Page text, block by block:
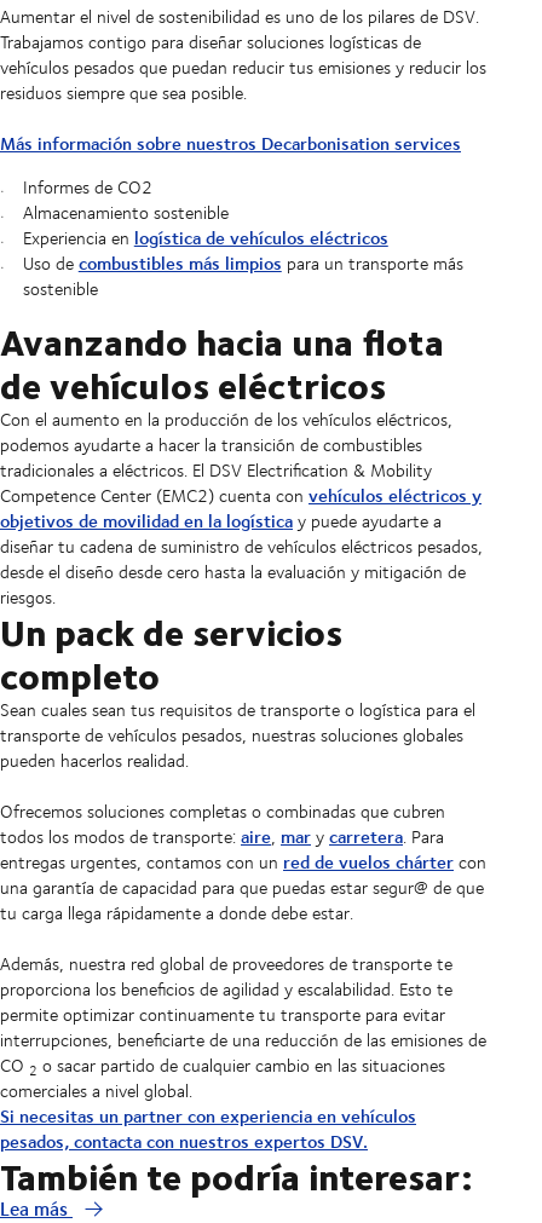
Aumentar el nivel de sostenibilidad es uno de los pilares de DSV.
Trabajamos contigo para diseñar soluciones logísticas de
vehículos pesados que puedan reducir tus emisiones y reducir los
residuos siempre que sea posible.
Más información sobre nuestros Decarbonisation services
Informes de CO2
Almacenamiento sostenible
Experiencia en logística de vehículos eléctricos
Uso decombustibles más limpios para un transporte más
sostenible
Avanzando hacia una flota
de vehículos eléctricos
Con el aumento en la producción de los vehículos eléctricos,
podemos ayudarte a hacer la transición de combustibles
tradicionales a eléctricos. El DSV Electrification & Mobility
Competence Center (EMC2) cuenta con vehículos eléctricos y
objetivos de movilidad en la logísticay puede ayudarte a
diseñar tu cadena de suministro de vehículos eléctricos pesados,
desde el diseño desde cero hasta la evaluación y mitigación de
riesgos.
Un pack de servicios
completo
Sean cuales sean tus requisitos de transporte o logística para el
transporte de vehículos pesados, nuestras soluciones globales
pueden hacerlos realidad.
Ofrecemos soluciones completas o combinadas que cubren
todos los modos de transporte:aire, marycarretera. Para
entregas urgentes, contamos con un red de vuelos chártercon
una garantía de capacidad para que puedas estar segur@ de que
tu carga llega rápidamente a donde debe estar.
Además, nuestra red global de proveedores de transporte te
proporciona los beneficios de agilidad y escalabilidad. Esto te
permite optimizar continuamente tu transporte para evitar
interrupciones, beneficiarte de una reducción de las emisiones de
CO 2 o sacar partido de cualquier cambio en las situaciones
comerciales a nivel global.
Si necesitas un partner con experiencia en vehículos
pesados, contacta con nuestros expertos DSV.
También te podría interesar:
Lea más